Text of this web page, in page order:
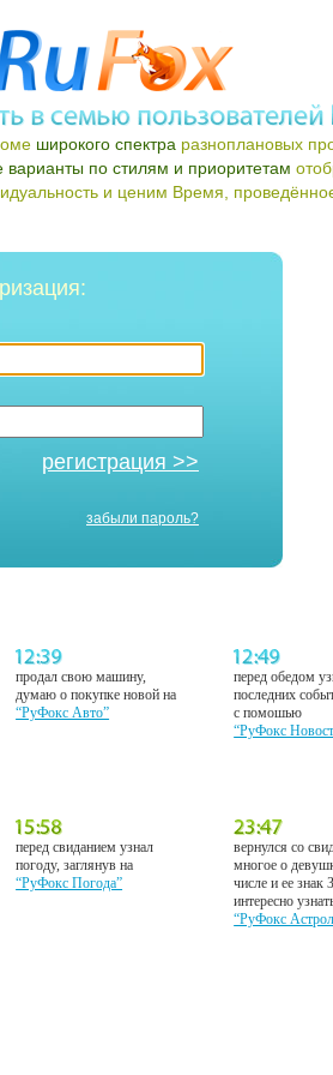
широкого спектра разноплановых
варианты по стилям и приоритетам
и ценим Время,
регистрация >>
забыли пароль?
продал свою машину,
думаю о покупке новой на
“РуФокс Авто”
перед обедом
последних
с помошью
“РуФокс
перед свиданием узнал
погоду, заглянув на
“РуФокс Погода”
вернулся со
многое о
числе и ее знак
интересно
“РуФокс